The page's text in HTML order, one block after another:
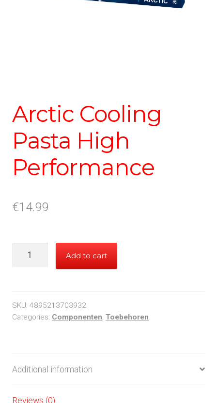
Arctic Cooling
Pasta High
Performance
€14.99
Performance
quantity
Add to cart
SKU: 4895213703932
Categories: Componenten, Toebehoren
Additional information
Reviews (0)